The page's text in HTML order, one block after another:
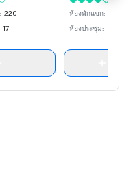
: 220
17
ห้องพักแขก:
ห้องประชุม: